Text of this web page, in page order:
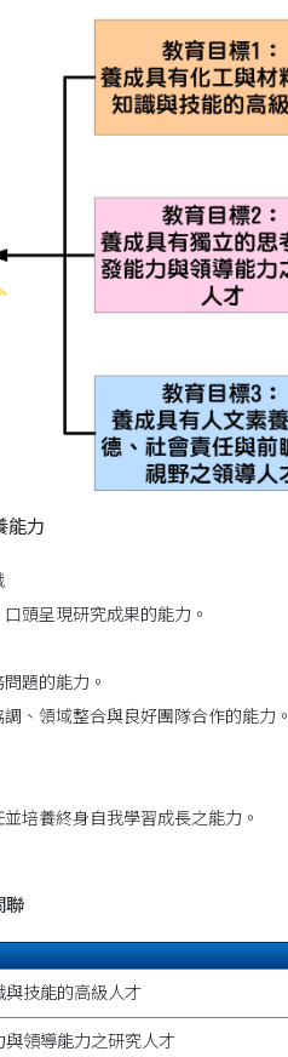
能力
頭呈現研究成果的能力。
題的能力。
、領域整合與良好團隊合作的能力。
培養終身自我學習成長之能力。
聯
與技能的高級人才
領導能力之研究人才